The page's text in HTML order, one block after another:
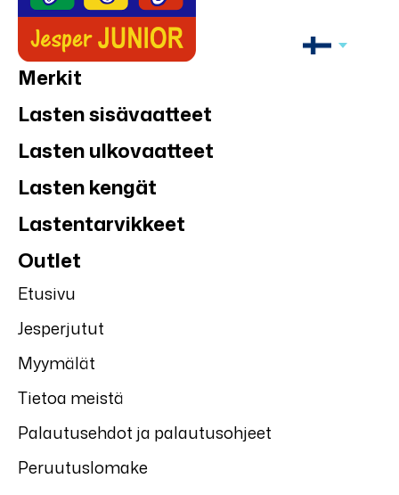
Merkit
Lasten sisävaatteet
Lasten ulkovaatteet
Lasten kengät
Lastentarvikkeet
Outlet
Etusivu
Jesperjutut
Myymälät
Tietoa meistä
Palautusehdot ja palautusohjeet
Peruutuslomake